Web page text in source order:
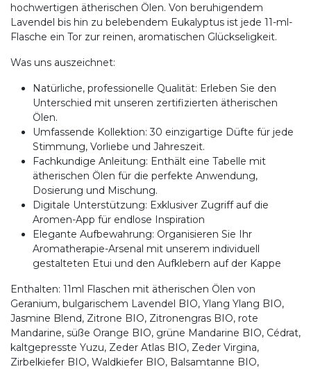
hochwertigen ätherischen Ölen. Von beruhigendem
Lavendel bis hin zu belebendem Eukalyptus ist jede 11-ml-
Flasche ein Tor zur reinen, aromatischen Glückseligkeit.
Was uns auszeichnet:
Natürliche, professionelle Qualität: Erleben Sie den
Unterschied mit unseren zertifizierten ätherischen
Ölen.
Umfassende Kollektion: 30 einzigartige Düfte für jede
Stimmung, Vorliebe und Jahreszeit.
Fachkundige Anleitung: Enthält eine Tabelle mit
ätherischen Ölen für die perfekte Anwendung,
Dosierung und Mischung.
Digitale Unterstützung: Exklusiver Zugriff auf die
Aromen-App für endlose Inspiration
Elegante Aufbewahrung: Organisieren Sie Ihr
Aromatherapie-Arsenal mit unserem individuell
gestalteten Etui und den Aufklebern auf der Kappe
Enthalten: 11ml Flaschen mit ätherischen Ölen von
Geranium, bulgarischem Lavendel BIO, Ylang Ylang BIO,
Jasmine Blend, Zitrone BIO, Zitronengras BIO, rote
Mandarine, süße Orange BIO, grüne Mandarine BIO, Cédrat,
kaltgepresste Yuzu, Zeder Atlas BIO, Zeder Virgina,
Zirbelkiefer BIO, Waldkiefer BIO, Balsamtanne BIO,